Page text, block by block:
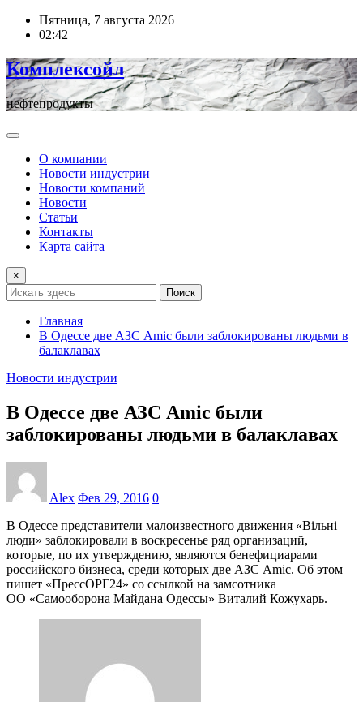
ПерейтиПятница, 7 августа 2026
02:42
Комплексойл
нефтепродукты
О компании
Новости индустрии
Новости компаний
Новости
Статьи
Контакты
Карта сайта
×
Поиск
Главная
В Одессе две АЗС Amic были заблокированы людьми в
балаклавах
Новости индустрии
В Одессе две АЗС Amic были
заблокированы людьми в балаклавах
Alex Фев 29, 2016 0
В Одессе представители малоизвестного движения «Вільні
люди» заблокировали в воскресенье ряд организаций,
которые, по их утверждению, являются бенефициарами
российского бизнеса, среди которых две АЗС Amic. Об этом
пишет «ПрессОРГ24» со ссылкой на замсотника
ОО «Самооборона Майдана Одессы» Виталий Кожухарь.